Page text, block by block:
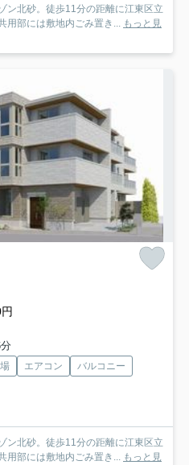
ン北砂。徒歩11分の距離に江東区立
用部には敷地内ごみ置き... もっと見
エアコン
バルコニー
ン北砂。徒歩11分の距離に江東区立
用部には敷地内ごみ置き... もっと見